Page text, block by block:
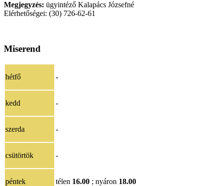
Megjegyzés: ügyintéző Kalapács Józsefné
Elérhetőségei: (30) 726-62-61
Miserend
hétfő -
kedd -
szerda -
csütörtök -
péntek télen 16.00 ; nyáron 18.00